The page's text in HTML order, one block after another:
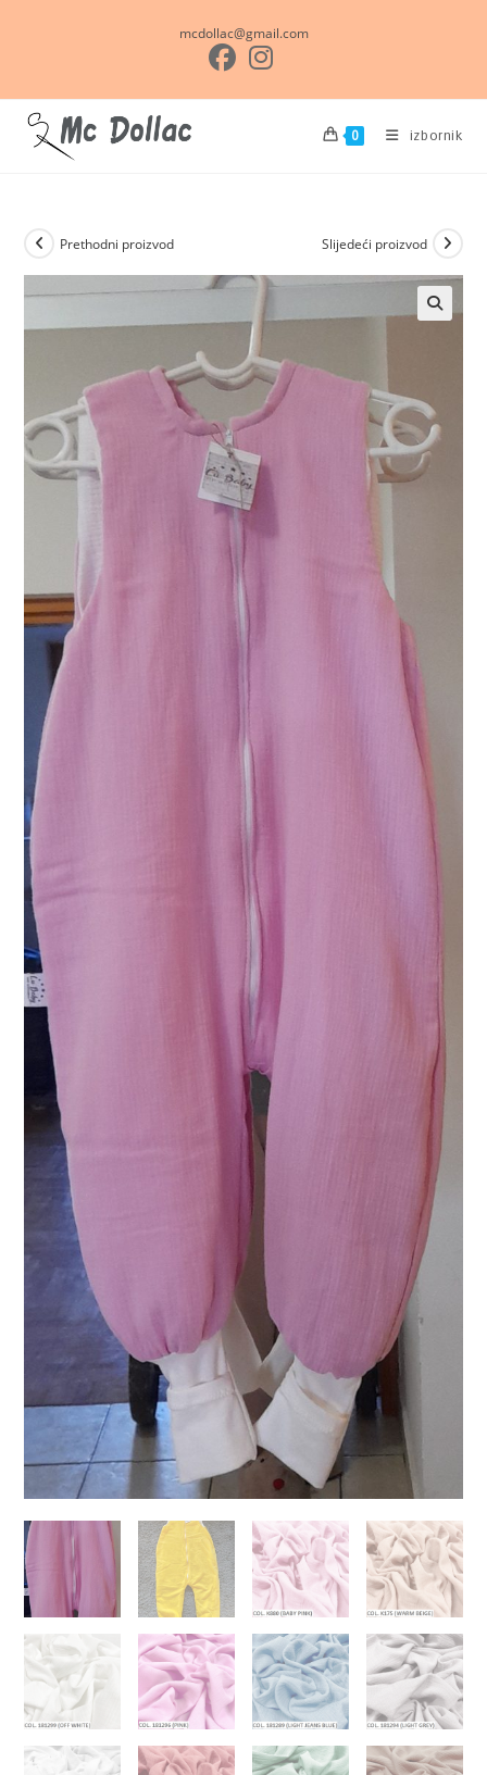
mcdollac@gmail.com
0 izbornik
Prethodni proizvod Slijedeći proizvod